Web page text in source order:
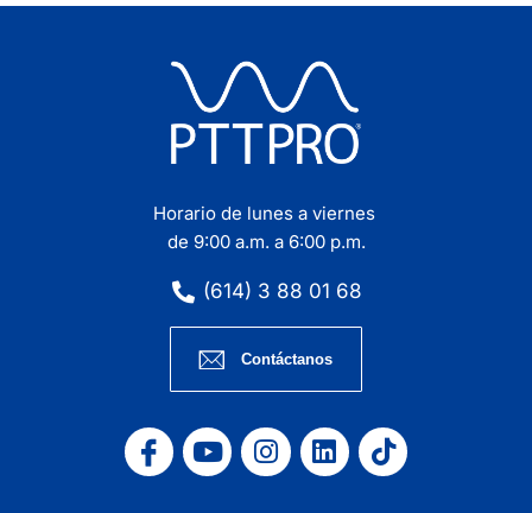
Horario de lunes a viernes
de 9:00 a.m. a 6:00 p.m.
(614) 3 88 01 68
Contáctanos